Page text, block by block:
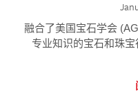
融合了美国宝石学会
专业知识的宝石和珠